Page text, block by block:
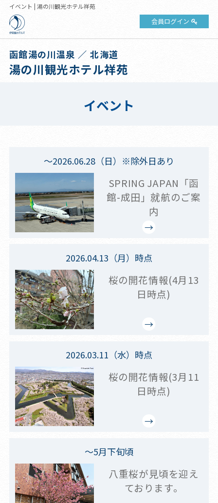
イベント | 湯の川観光ホテル祥苑
会員ログイン
函館湯の川温泉 ／ 北海道
湯の川観光ホテル祥苑
イベント
～2026.06.28（日）※除外日あり
SPRING JAPAN「函
館-成田」就航のご案
内
2026.04.13（月）時点
桜の開花情報(4月13
日時点)
2026.03.11（水）時点
桜の開花情報(3月11
日時点)
～5月下旬頃
八重桜が見頃を迎え
ております。